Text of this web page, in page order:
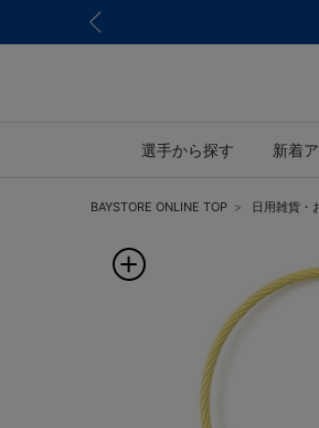
選手から探す 新着
BAYSTORE ONLINE TOP 日用雑貨・